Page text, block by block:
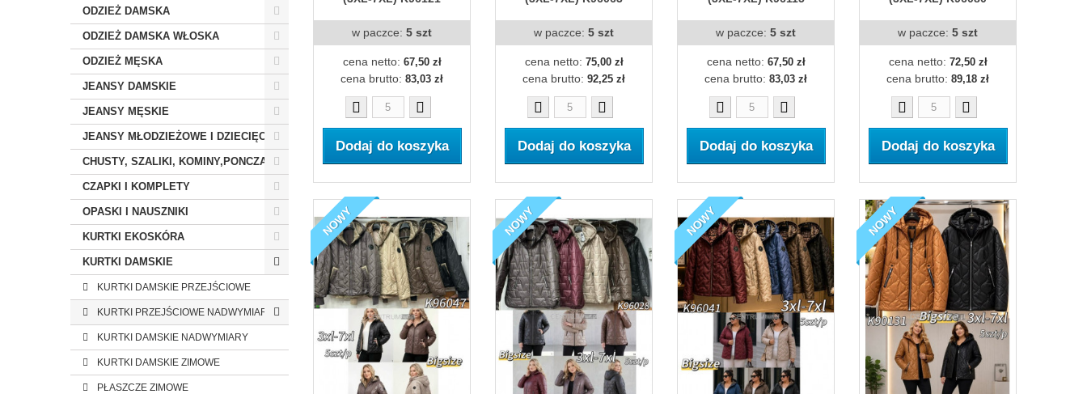
ODZIEŻ DAMSKA
ODZIEŻ DAMSKA WŁOSKA
ODZIEŻ MĘSKA
JEANSY DAMSKIE
JEANSY MĘSKIE
JEANSY MŁODZIEŻOWE I DZIECIĘCE
CHUSTY, SZALIKI, KOMINY,PONCZA
CZAPKI I KOMPLETY
OPASKI I NAUSZNIKI
KURTKI EKOSKÓRA
KURTKI DAMSKIE
KURTKI DAMSKIE PRZEJŚCIOWE
KURTKI PRZEJŚCIOWE NADWYMIARY
KURTKI DAMSKIE NADWYMIARY
KURTKI DAMSKIE ZIMOWE
PŁASZCZE ZIMOWE
w paczce: 5 szt
cena netto: 67,50 zł
cena brutto: 83,03 zł
Dodaj do koszyka
w paczce: 5 szt
cena netto: 75,00 zł
cena brutto: 92,25 zł
Dodaj do koszyka
w paczce: 5 szt
cena netto: 67,50 zł
cena brutto: 83,03 zł
Dodaj do koszyka
w paczce: 5 szt
cena netto: 72,50 zł
cena brutto: 89,18 zł
Dodaj do koszyka
NOWY NOWY NOWY NOWY